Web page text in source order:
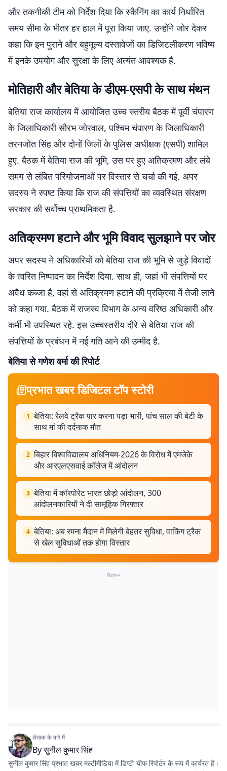
और तकनीकी टीम को निर्देश दिया कि स्कैनिंग का कार्य निर्धारित
समय सीमा के भीतर हर हाल में पूरा किया जाए. उन्होंने जोर देकर
कहा कि इन पुराने और बहुमूल्य दस्तावेजों का डिजिटलीकरण भविष्य
में इनके उपयोग और सुरक्षा के लिए अत्यंत आवश्यक है.
मोतिहारी और बेतिया के डीएम-एसपी के साथ मंथन
बेतिया राज कार्यालय में आयोजित उच्च स्तरीय बैठक में पूर्वी चंपारण
के जिलाधिकारी सौरभ जोरवाल, पश्चिम चंपारण के जिलाधिकारी
तरनजोत सिंह और दोनों जिलों के पुलिस अधीक्षक (एसपी) शामिल
हुए. बैठक में बेतिया राज की भूमि, उस पर हुए अतिक्रमण और लंबे
समय से लंबित परियोजनाओं पर विस्तार से चर्चा की गई. अपर
सदस्य ने स्पष्ट किया कि राज की संपत्तियों का व्यवस्थित संरक्षण
सरकार की सर्वोच्च प्राथमिकता है.
अतिक्रमण हटाने और भूमि विवाद सुलझाने पर जोर
अपर सदस्य ने अधिकारियों को बेतिया राज की भूमि से जुड़े विवादों
के त्वरित निष्पादन का निर्देश दिया. साथ ही, जहां भी संपत्तियों पर
अवैध कब्जा है, वहां से अतिक्रमण हटाने की प्रक्रिया में तेजी लाने
को कहा गया. बैठक में राजस्व विभाग के अन्य वरिष्ठ अधिकारी और
कर्मी भी उपस्थित रहे. इस उच्चस्तरीय दौरे से बेतिया राज की
संपत्तियों के प्रबंधन में नई गति आने की उम्मीद है.
बेतिया से गणेश वर्मा की रिपोर्ट
प्रभात खबर डिजिटल टॉप स्टोरी
1 बेतिया: रेलवे ट्रैक पार करना पड़ा भारी, पांच साल की बेटी के
साथ मां की दर्दनाक मौत
2 बिहार विश्वविद्यालय अधिनियम-2026 के विरोध में एमजेके
और आरएलएसवाई कॉलेज में आंदोलन
3 बेतिया में कॉरपोरेट भारत छोड़ो आंदोलन, 300
आंदोलनकारियों ने दी सामूहिक गिरफ्तार
4 बेतिया: अब रमना मैदान में मिलेगी बेहतर सुविधा, वाकिंग ट्रैक
से खेल सुविधाओं तक होगा विस्तार
विज्ञापन
लेखक के बारे में
Byसुनील कुमार सिंह
सुनील कुमार सिंह प्रभात खबर मल्टीमीडिया में डिप्टी चीफ रिपोर्टर के रूप में कार्यरत हैं।